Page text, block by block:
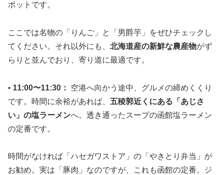
ポットです。
ここでは名物の「りんご」と「男爵芋」をぜひチェックし
てください。それ以外にも、 北海道産の新鮮な農産物がず
らりと並んでおり、寄り道に最適です。
• 11:00〜11:30：
空港へ向かう途中、グルメの締めくくり
です。時間に余裕があれば、 五稜郭近くにある「あじさ
い」の塩ラーメンへ。透き通ったスープの函館塩ラーメン
の定番です。
時間がなければ「ハセガワストア」の「やきとり弁当」が
お勧め。実は「豚肉」なのですが、これも函館の定番。ジ